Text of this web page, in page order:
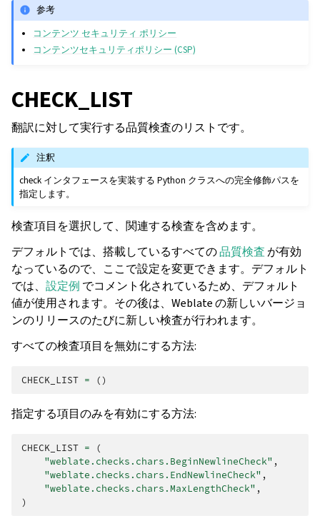
参考
コンテンツ セキュリティ ポリシー
コンテンツセキュリティポリシー (CSP)
CHECK_LIST
翻訳に対して実行する品質検査のリストです。
注釈
check インタフェースを実装する Python クラスへの完全修飾パスを
指定します。
検査項目を選択して、関連する検査を含めます。
デフォルトでは、搭載しているすべての品質検査が有効
なっているので、ここで設定を変更できます。デフォルト
では、 設定例 でコメント化されているため、デフォルト
値が使用されます。その後は、Weblate の新しいバージョ
ンのリリースのたびに新しい検査が行われます。
すべての検査項目を無効にする方法:
CHECK_LIST = ()
指定する項目のみを有効にする方法:
CHECK_LIST =
(
"weblate.checks.chars.BeginNewlineCheck" ,
"weblate.checks.chars.EndNewlineCheck" ,
"weblate.checks.chars.MaxLengthCheck" ,
)